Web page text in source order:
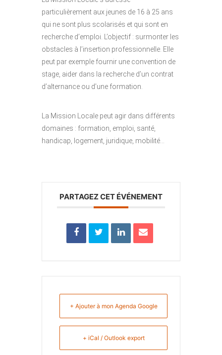
particulièrement aux jeunes de 16 à 25 ans
qui ne sont plus scolarisés et qui sont en
recherche d’emploi. L’objectif : surmonter les
obstacles à l’insertion professionnelle. Elle
peut par exemple fournir une convention de
stage, aider dans la recherche d’un contrat
d’alternance ou d’une formation.
La Mission Locale peut agir dans différents
domaines : formation, emploi, santé,
handicap, logement, juridique, mobilité…
PARTAGEZ CET ÉVÉNEMENT
+ Ajouter à mon Agenda Google
+ iCal / Outlook export